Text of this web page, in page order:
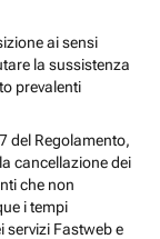
ai sensi
la sussistenza
prevalenti
del Regolamento,
cancellazione dei
che non
i tempi
servizi Fastweb e